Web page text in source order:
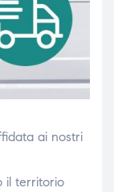
ai nostri
il territorio